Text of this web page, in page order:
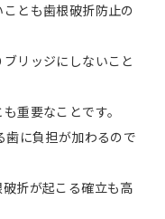
とも歯根破折防止の
リッジにしないこと
重要なことです。
歯に負担が加わるので
折が起こる確立も高